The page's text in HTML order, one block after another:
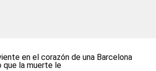
en el corazón de una Barcelona
que la muerte le